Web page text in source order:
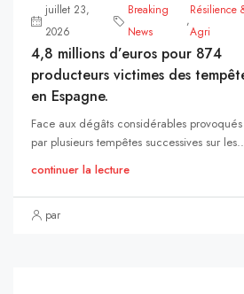
juillet 23,
2026
Breaking
News
,
Résilience
Agri
4,8 millions d’euros pour 874
producteurs victimes des
en Espagne.
Face aux dégâts considérables provoqués
par plusieurs tempêtes successives sur
continuer la lecture
par